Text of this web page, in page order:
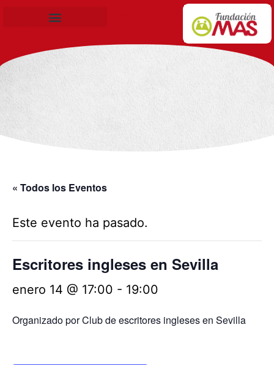
« Todos los Eventos
Este evento ha pasado.
Escritores ingleses en Sevilla
enero 14 @ 17:00 - 19:00
Organizado por Club de escritores ingleses en Sevilla